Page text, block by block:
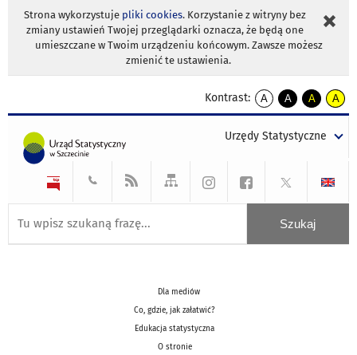
Strona wykorzystuje pliki cookies. Korzystanie z witryny bez
zmiany ustawień Twojej przeglądarki oznacza, że będą one
umieszczane w Twoim urządzeniu końcowym. Zawsze możesz
zmienić te ustawienia.
Kontrast:
A
kontrast
A
kontrast
tekst
czarnym
A
kontrast
tekst
czarnym
A
tekst
żółtym
Urzędy Statystyczne
Dla mediów
Co, gdzie, jak załatwić?
Edukacja statystyczna
O stronie